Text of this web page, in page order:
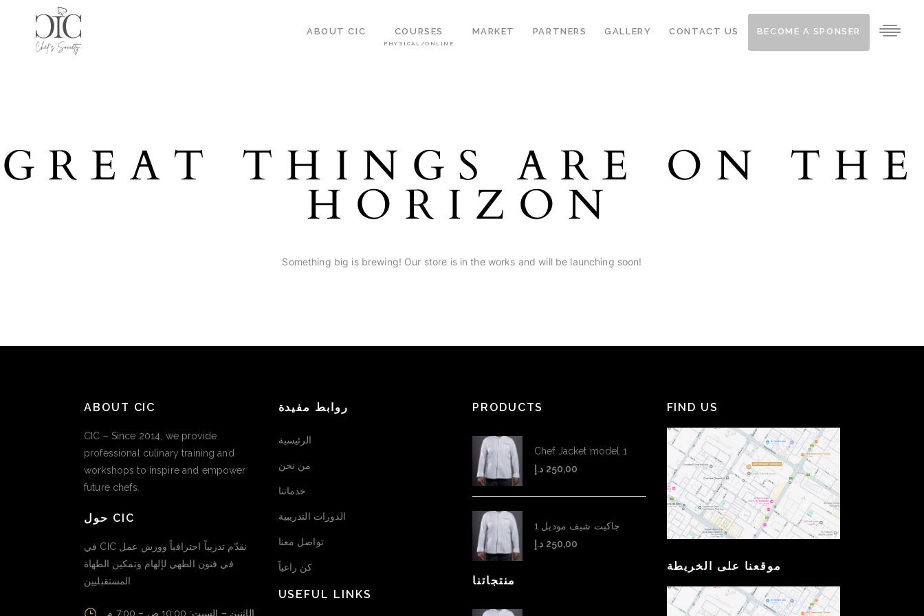
ABOUT CIC COURSES
PHYSICAL/ONLINE
MARKET PARTNERS GALLERY CONTACT US BECOME A SPONSER
GREAT THINGS ARE ON THE
HORIZON
Something big is brewing! Our store is in the works and will be launching soon!
ABOUT CIC
CIC – Since 2014, we provide
professional culinary training and
workshops to inspire and empower
future chefs.
حول CIC
في CIC نقدّم تدريباً احترافياً وورش عمل
في فنون الطهي لإلهام وتمكين الطهاة
المستقبليين
الإثنين – السبت: 10:00 ص – 7:00 م
روابط مفيدة
الرئيسية
من نحن
خدماتنا
الدورات التدريبية
تواصل معنا
كن راعياً
USEFUL LINKS
PRODUCTS
Chef Jacket model 1
250,00 د.إ
جاكيت شيف موديل 1
250,00 د.إ
منتجاتنا
FIND US
موقعنا على الخريطة